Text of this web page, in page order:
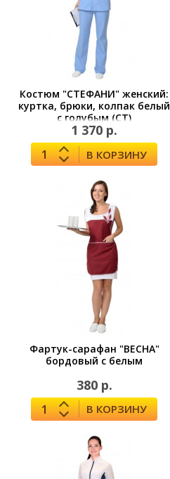
Костюм "СТЕФАНИ" женский:
куртка, брюки, колпак белый
с голубым (СТ)
1 370 р.
В КОРЗИНУ
Фартук-сарафан "ВЕСНА"
бордовый с белым
380 р.
В КОРЗИНУ